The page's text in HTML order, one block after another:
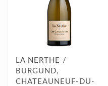
LA NERTHE /
BURGUND,
CHATEAUNEUF-DU-